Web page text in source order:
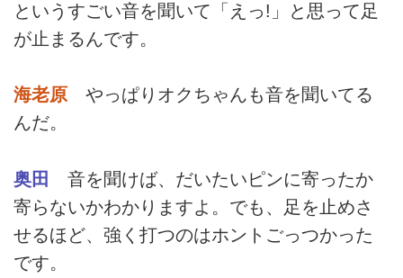
というすごい音を聞いて「えっ!」と思って足
が止まるんです。
海老原 やっぱりオクちゃんも音を聞いてる
んだ。
奥田
音を聞けば、だいたいピンに寄ったか
寄らないかわかりますよ。でも、足を止めさ
せるほど、強く打つのはホントごっつかった
です。